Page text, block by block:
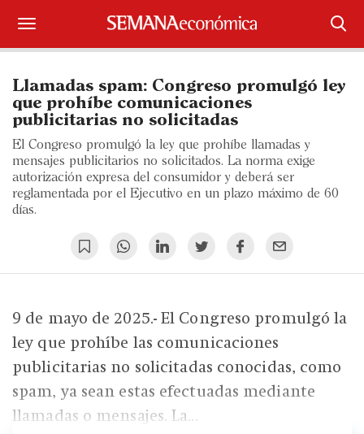
Iniciar sesión
Portada
¿Qué está pasando?
Management
Legal y Política
Eventos
Blogs
Llamadas spam: Congreso promulgó ley
que prohíbe comunicaciones
publicitarias no solicitadas
El Congreso promulgó la ley que prohíbe llamadas y
mensajes publicitarios no solicitados. La norma exige
autorización expresa del consumidor y deberá ser
reglamentada por el Ejecutivo en un plazo máximo de 60
días.
9 de mayo de 2025.- El Congreso promulgó la
ley que prohíbe las comunicaciones
publicitarias no solicitadas conocidas, como
spam, ya sean estas efectuadas mediante
llamadas o mensajes. La...